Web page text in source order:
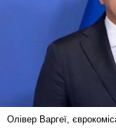
Олівер Варгеї,